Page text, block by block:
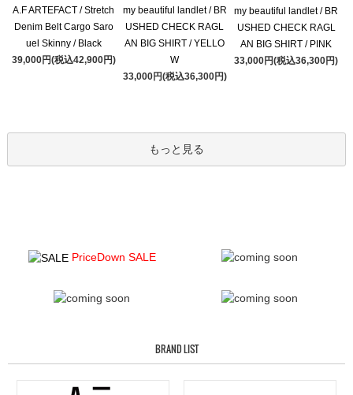
A.F ARTEFACT / Stretch
Denim Belt Cargo Saro
uel Skinny / Black
39,000円(税込42,900円)
my beautiful landlet / BR
USHED CHECK RAGL
AN BIG SHIRT / YELLO
W
33,000円(税込36,300円)
my beautiful landlet / BR
USHED CHECK RAGL
AN BIG SHIRT / PINK
33,000円(税込36,300円)
もっと見る
PriceDown SALE
BRAND LIST